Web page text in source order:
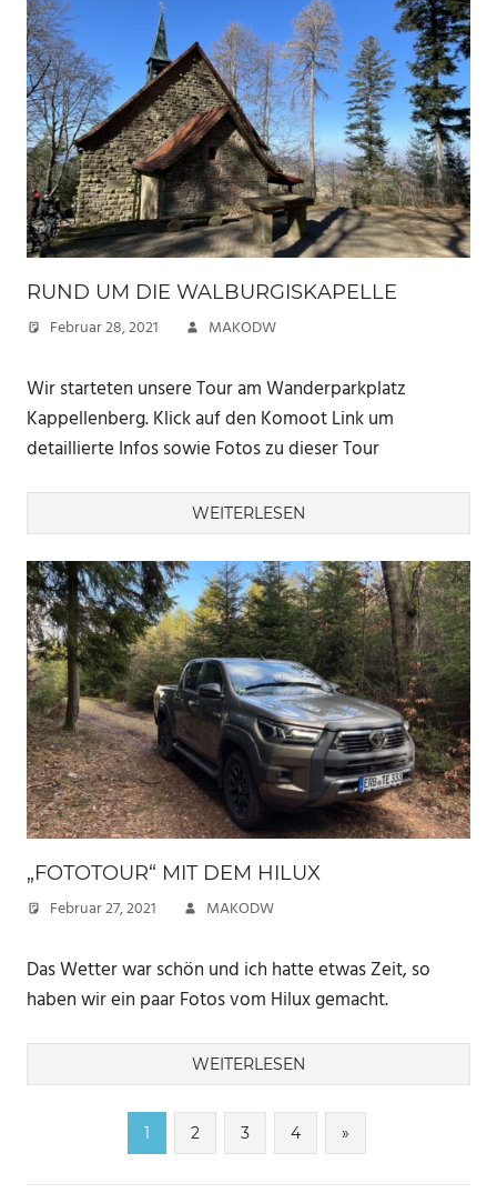
RUND UM DIE WALBURGISKAPELLE
Februar 28, 2021 MAKODW
Wir starteten unsere Tour am Wanderparkplatz
Kappellenberg. Klick auf den Komoot Link um
detaillierte Infos sowie Fotos zu dieser Tour
WEITERLESEN
„FOTOTOUR“ MIT DEM HILUX
Februar 27, 2021 MAKODW
Das Wetter war schön und ich hatte etwas Zeit, so
haben wir ein paar Fotos vom Hilux gemacht.
WEITERLESEN
Seitennummerierung
1 2 3 4
Nächste
Beiträge
»